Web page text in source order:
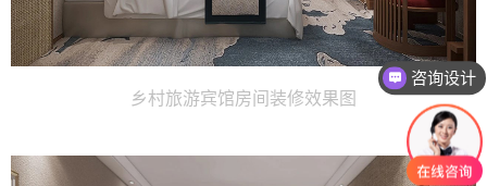
乡村旅游宾馆房间装修效果图
咨询设计